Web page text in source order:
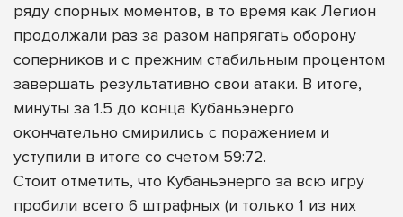
ряду спорных моментов, в то время как Легион
продолжали раз за разом напрягать оборону
соперников и с прежним стабильным процентом
завершать результативно свои атаки. В итоге,
минуты за 1.5 до конца Кубаньэнерго
окончательно смирились с поражением и
уступили в итоге со счетом 59:72.
Стоит отметить, что Кубаньэнерго за всю игру
пробили всего 6 штрафных (и только 1 из них